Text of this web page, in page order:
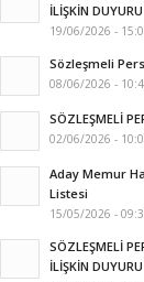
İLİŞKİN DUYURU
19/06/2026 -
Sözleşmeli
08/06/2026 -
SÖZLEŞMELİ
02/06/2026 -
Aday Memur
Listesi
15/05/2026 -
SÖZLEŞMELİ
İLİŞKİN DUYURU